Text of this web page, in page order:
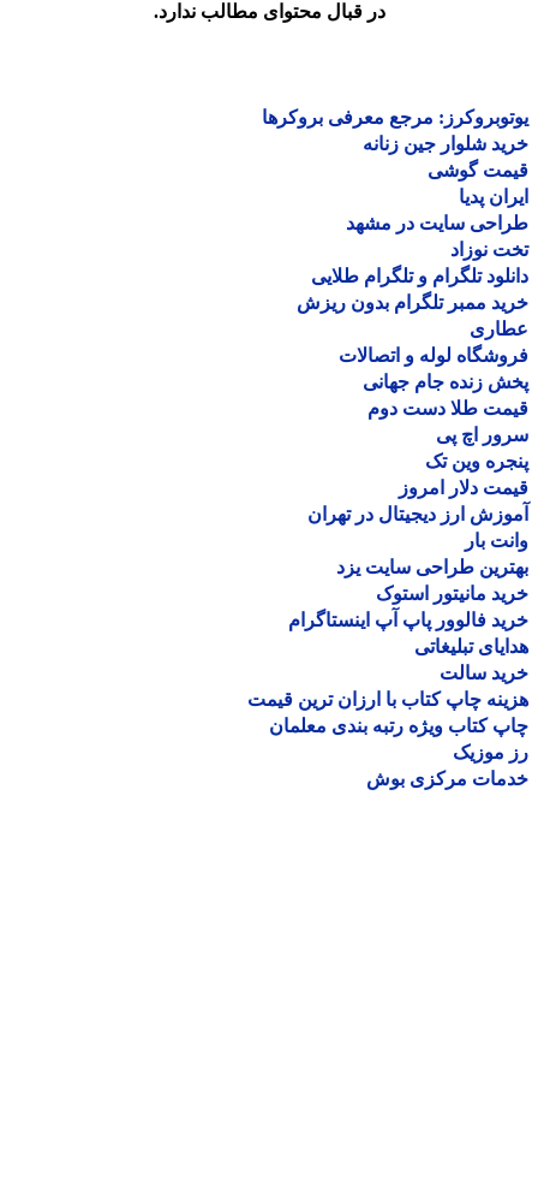
در قبال محتوای مطالب ندارد.
مرجع معرفی بروکرها
شلوار جین زنانه
گوشی
پدیا
سایت در مشهد
نوزاد
تلگرام و تلگرام طلایی
ممبر تلگرام بدون ریزش
لوله و اتصالات
زنده جام جهانی
طلا دست دوم
اچ پی
وین تک
دلار امروز
ارز دیجیتال در تهران
بار
طراحی سایت یزد
مانیتور استوک
فالوور پاپ آپ اینستاگرام
تبلیغاتی
سالت
چاپ کتاب با ارزان ترین قیمت
کتاب ویژه رتبه بندی معلمان
موزیک
مرکزی بوش